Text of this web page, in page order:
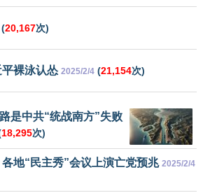
(20,167次)
平裸泳认怂 2025/2/4 (21,154次)
是中共“统战南方”失败
18,295次)
地“民主秀”会议上演亡党预兆 2025/2/4